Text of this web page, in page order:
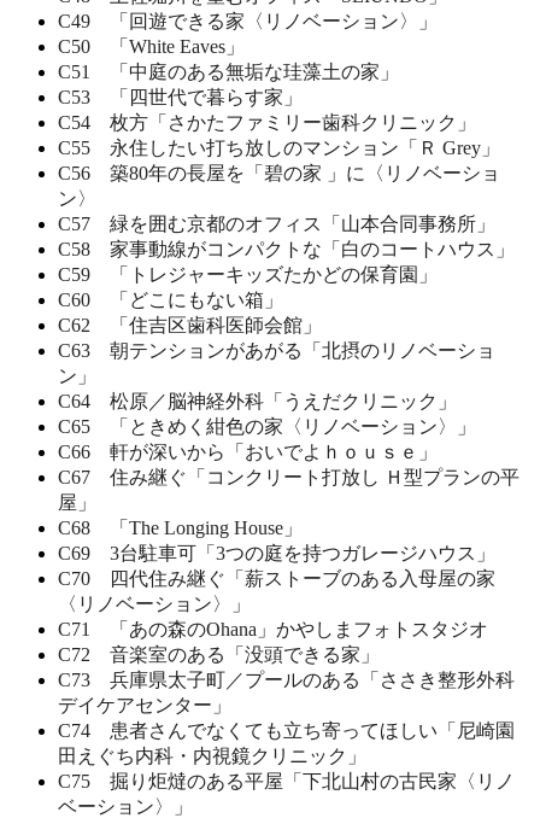
C49 「回遊できる家〈リノベーション〉」
C50 「White Eaves」
C51 「中庭のある無垢な珪藻土の家」
C53 「四世代で暮らす家」
C54 枚方「さかたファミリー歯科クリニック」
C55 永住したい打ち放しのマンション「Ｒ Grey」
C56 築80年の長屋を「碧の家 」に〈リノベーショ
ン〉
C57 緑を囲む京都のオフィス「山本合同事務所」
C58 家事動線がコンパクトな「白のコートハウス」
C59 「トレジャーキッズたかどの保育園」
C60 「どこにもない箱」
C62 「住吉区歯科医師会館」
C63 朝テンションがあがる「北摂のリノベーショ
ン」
C64 松原／脳神経外科「うえだクリニック」
C65 「ときめく紺色の家〈リノベーション〉」
C66 軒が深いから「おいでよｈｏｕｓｅ」
C67 住み継ぐ「コンクリート打放し Ｈ型プランの平
屋」
C68 「The Longing House」
C69 3台駐車可「3つの庭を持つガレージハウス」
C70 四代住み継ぐ「薪ストーブのある入母屋の家
〈リノベーション〉」
C71 「あの森のOhana」かやしまフォトスタジオ
C72 音楽室のある「没頭できる家」
C73 兵庫県太子町／プールのある「ささき整形外科
デイケアセンター」
C74 患者さんでなくても立ち寄ってほしい「尼崎園
田えぐち内科・内視鏡クリニック」
C75 掘り炬燵のある平屋「下北山村の古民家〈リノ
ベーション〉」